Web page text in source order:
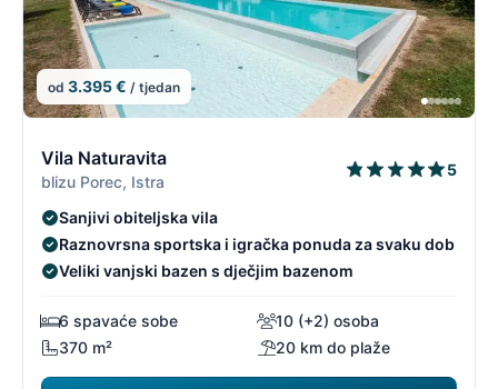
od 3.395 € / tjedan
Vila Naturavita
blizu Porec, Istra
5
Sanjivi obiteljska vila
Raznovrsna sportska i igračka ponuda za svaku dob
Veliki vanjski bazen s dječjim bazenom
6 spavaće sobe
10 (+2) osoba
370 m²
20 km do plaže